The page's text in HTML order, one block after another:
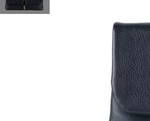
het
einde
het
begin